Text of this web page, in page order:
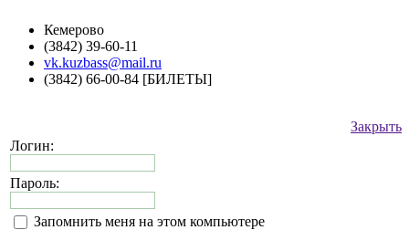
Кемерово
(3842) 39-60-11
vk.kuzbass@mail.ru
(3842) 66-00-84 [БИЛЕТЫ]
Закрыть
Логин:
Пароль:
Запомнить меня на этом компьютере